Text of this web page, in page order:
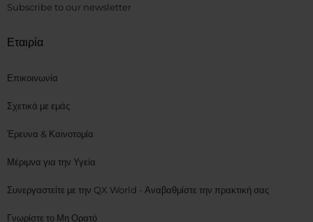
Subscribe to our newsletter
Εταιρία
Επικοινωνία
Σχετικά με εμάς
Έρευνα & Καινοτομία
Μέριμνα για την Υγεία
Συνεργαστείτε με την QX World - Αναβαθμίστε την πρακτική σας
Γνωρίστε το Μη Ορατό